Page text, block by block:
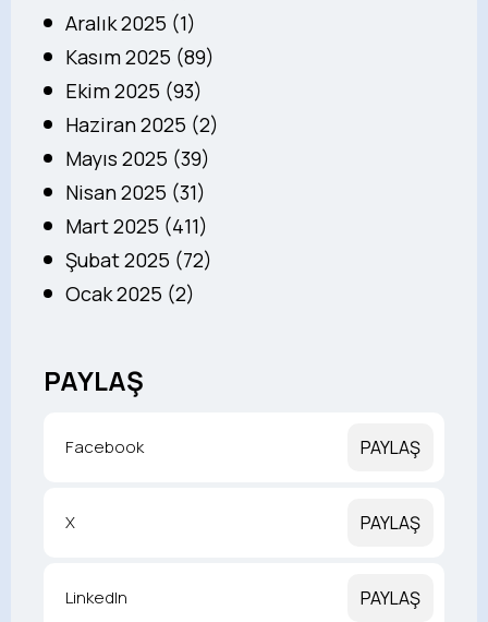
Aralık 2025 (1)
Kasım 2025 (89)
Ekim 2025 (93)
Haziran 2025 (2)
Mayıs 2025 (39)
Nisan 2025 (31)
Mart 2025 (411)
Şubat 2025 (72)
Ocak 2025 (2)
PAYLAŞ
Facebook PAYLAŞ
X PAYLAŞ
LinkedIn PAYLAŞ